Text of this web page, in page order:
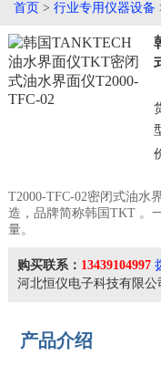
首页 > 行业专用仪器设备
T2000-TFC-02密闭式油水
造，品牌简称韩国TKT 。
量。
购买联系： 13439104997
河北恒仪电子科技有限公
产品介绍